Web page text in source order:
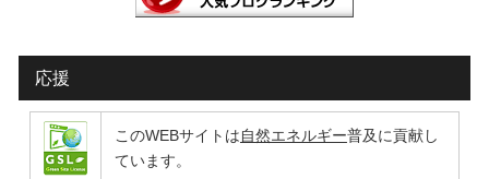
応援
このWEBサイトは 自然エネルギー普及に貢献し
ています。